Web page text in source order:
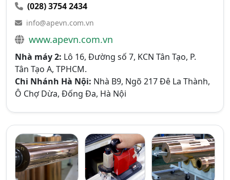
(028) 3754 2434
info@apevn.com.vn
www.apevn.com.vn
Nhà máy 2: Lô 16, Đường số 7, KCN Tân Tạo, P.
Tân Tạo A, TPHCM.
Chi Nhánh Hà Nội: Nhà B9, Ngõ 217 Đê La Thành,
Ô Chợ Dừa, Đống Đa, Hà Nội